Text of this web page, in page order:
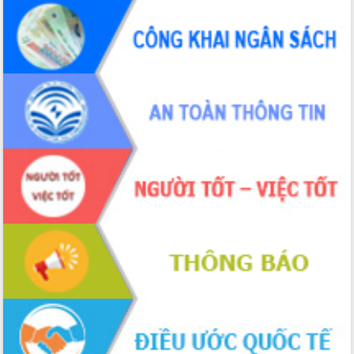
hiện nhiệm vụ quản lý tài sản công
hàng tuần
Tháo gỡ những vướng mắc, đẩy mạnh
công tác cải cách thủ tục hành chính
tại Trung tâm Phục vụ hành chính
công tỉnh
Đắk Lắk: Tôn vinh 46 giải pháp tại Hội
thi Sáng tạo Kỹ thuật 2024 - 2025
Đắk Lắk rà soát, điều chỉnh Đề án 190
về phát triển nuôi trồng thủy sản
Phó Chủ tịch UBND tỉnh Đắk Lắk
Trương Công Thái kiểm tra thực địa
Dự án cao tốc Khánh Hòa - Buôn Ma
Định vị cà phê Việt Nam như một “di
sản sống” trong dòng chảy toàn cầu
Xây dựng nông thôn mới: Nâng cao đời
sống người dân từ những mô hình thiết
thực
Quyết liệt tháo gỡ vướng mắc, đẩy